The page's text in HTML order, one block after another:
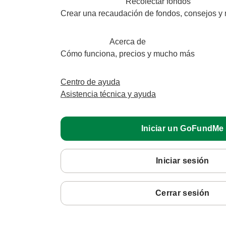
Crear una recaudación de fondos, consejos y
Acerca de
Cómo funciona, precios y mucho más
Centro de ayuda
Asistencia técnica y ayuda
Iniciar un GoFundMe
Iniciar sesión
Cerrar sesión